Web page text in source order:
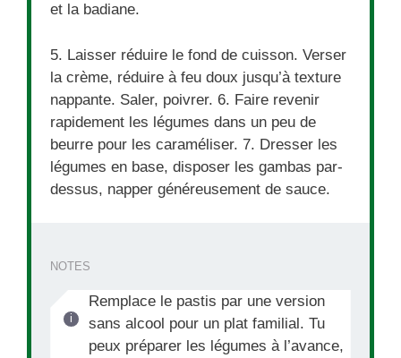
et la badiane.
5. Laisser réduire le fond de cuisson. Verser
la crème, réduire à feu doux jusqu’à texture
nappante. Saler, poivrer. 6. Faire revenir
rapidement les légumes dans un peu de
beurre pour les caraméliser. 7. Dresser les
légumes en base, disposer les gambas par-
dessus, napper généreusement de sauce.
NOTES
Remplace le pastis par une version
sans alcool pour un plat familial. Tu
peux préparer les légumes à l’avance,